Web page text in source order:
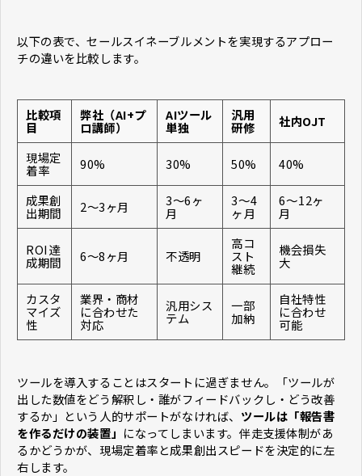
以下の表で、セールスイネーブルメントを実現するアプロー
チの違いを比較します。
比較項
目
弊社（AI+プ
ロ講師）
AIツール
単独
汎用
研修 社内OJT
現場定
着率 90% 30% 50% 40%
成果創
出期間 2〜3ヶ月 3〜6ヶ
月
3〜4
ヶ月
6〜12ヶ
月
ROI達
成期間 6〜8ヶ月 不透明
高コ
スト
継続
機会損失
大
カスタ
マイズ
性
業界・商材
に合わせた
対応
汎用シス
テム
一部
加納
自社特性
に合わせ
可能
ツールを導入することはスタートに過ぎません。「ツールが
出した数値をどう解釈し・誰がフィードバックし・どう改善
するか」という人的サポートがなければ、 ツールは「報告書
を作るだけの装置」 になってしまいます。伴走支援体制があ
るかどうかが、現場定着率と成果創出スピードを決定的に左
右します。